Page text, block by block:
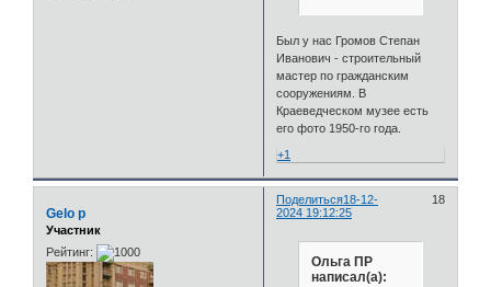
Был у нас Громов Степан
Иванович - строительный
мастер по гражданским
сооружениям. В
Краеведческом музее есть
его фото 1950-го года.
+1
Поделиться 18
18-12-
2024 19:12:25
Gelo p
Участник
Рейтинг:
Ольга ПР
написал(а):